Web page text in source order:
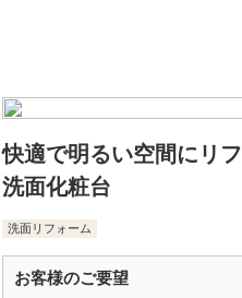
快適で明るい空間にリ
洗面化粧台
洗面リフォーム
お客様のご要望